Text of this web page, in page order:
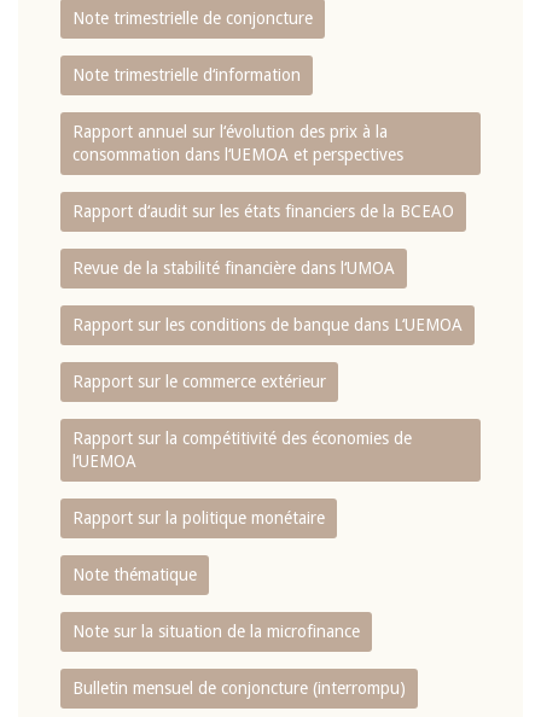
Note trimestrielle de conjoncture
Note trimestrielle d‘information
Rapport annuel sur l‘évolution des prix à la
consommation dans l‘UEMOA et perspectives
Rapport d‘audit sur les états financiers de la BCEAO
Revue de la stabilité financière dans l‘UMOA
Rapport sur les conditions de banque dans L‘UEMOA
Rapport sur le commerce extérieur
Rapport sur la compétitivité des économies de
l‘UEMOA
Rapport sur la politique monétaire
Note thématique
Note sur la situation de la microfinance
Bulletin mensuel de conjoncture (interrompu)